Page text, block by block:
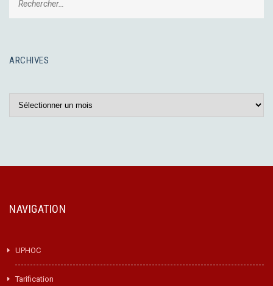
ARCHIVES
NAVIGATION
UPHOC
Tarification